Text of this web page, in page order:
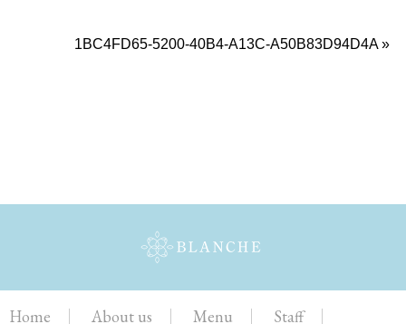
1BC4FD65-5200-40B4-A13C-A50B83D94D4A»
Home About us Menu Staff